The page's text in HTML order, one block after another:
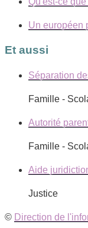
Un européen
Et aussi
Séparation
Famille -
Autorité
Famille -
Aide
Justice
© Direction de